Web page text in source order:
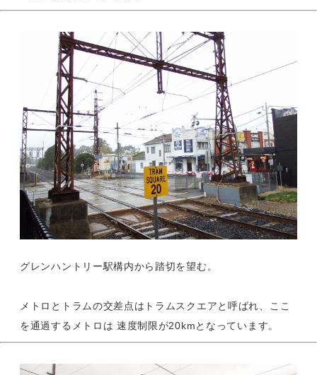
グレンハントリー駅構内から踏切を望む。
メトロとトラムの交差点はトラムスクエアと呼ばれ、ここ
を通過するメトロは 速度制限が20kmとなっています。